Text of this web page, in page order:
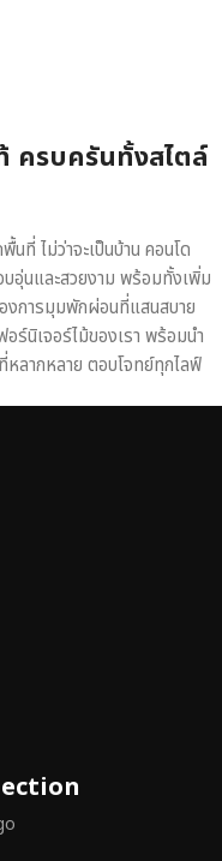
ครบครันทั้งสไตล์
ที่ ไม่ว่าจะเป็นบ้าน คอนโด
บอุ่นและสวยงาม พร้อมทั้งเพิ่ม
งการมุมพักผ่อนที่แสนสบาย
ร์นิเจอร์ไม้ของเรา พร้อมนำ
ลากหลาย ตอบโจทย์ทุกไลฟ์
ลปะที่สะท้อนถึงรสนิยมและ
รใช้งานที่ตอบโจทย์ทุกความ
ผลิตจากวัสดุคุณภาพสูง ผ่าน